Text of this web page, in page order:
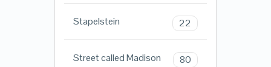
Stapelstein 22
Street called Madison 80